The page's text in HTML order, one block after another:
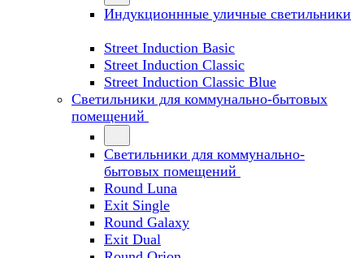
Индукционнные уличные светильники
Street Induction Basic
Street Induction Classic
Street Induction Classic Blue
Светильники для коммунально-бытовых
помещений
Светильники для коммунально-
бытовых помещений
Round Luna
Exit Single
Round Galaxy
Exit Dual